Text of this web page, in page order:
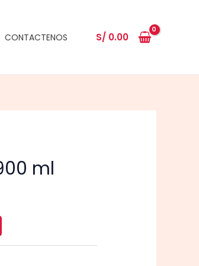
CONTACTENOS S/ 0.00
ml